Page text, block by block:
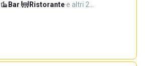
Bar· Ristorante·e altri 2…